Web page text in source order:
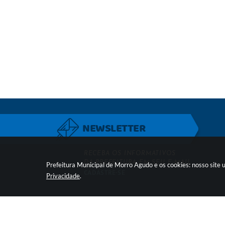
Prefeitura Municipal de Morro Agudo e os cookies: nosso site
Privacidade.
NEWSLETTER
DA PREFEITURA EM SEU E-MAIL